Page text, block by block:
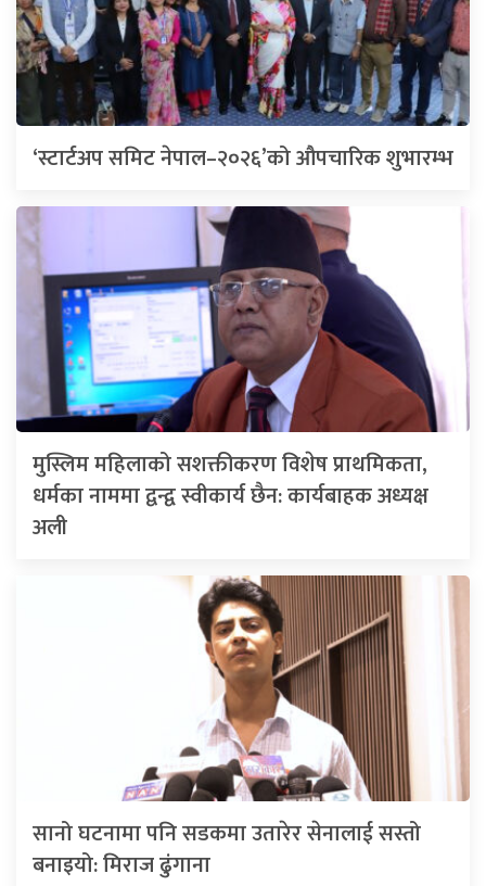
‘स्टार्टअप समिट नेपाल–२०२६’को औपचारिक शुभारम्भ
मुस्लिम महिलाको सशक्तीकरण विशेष प्राथमिकता,
धर्मका नाममा द्वन्द्व स्वीकार्य छैन: कार्यबाहक अध्यक्ष
अली
सानो घटनामा पनि सडकमा उतारेर सेनालाई सस्तो
बनाइयो: मिराज ढुंगाना